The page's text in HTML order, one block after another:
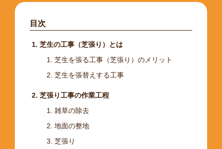
目次
芝生の工事（芝張り）とは
芝生を張る工事（芝張り）のメリット
芝生を張替えする工事
芝張り工事の作業工程
雑草の除去
地面の整地
芝張り